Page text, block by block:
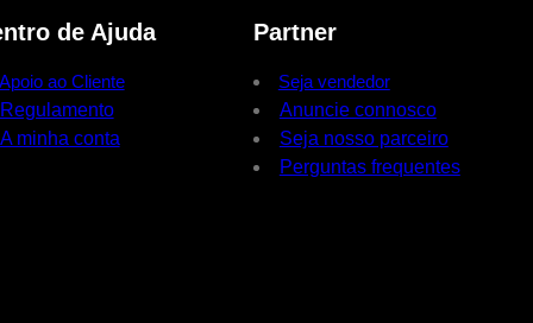
de Ajuda
Apoio ao Cliente
Regulamento
A minha conta
Partner
Seja vendedor
Anuncie connosco
Seja nosso parceiro
Perguntas frequentes